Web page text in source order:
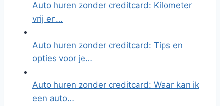
Auto huren zonder creditcard: Kilometer
vrij en…
Auto huren zonder creditcard: Tips en
opties voor je…
Auto huren zonder creditcard: Waar kan ik
een auto…